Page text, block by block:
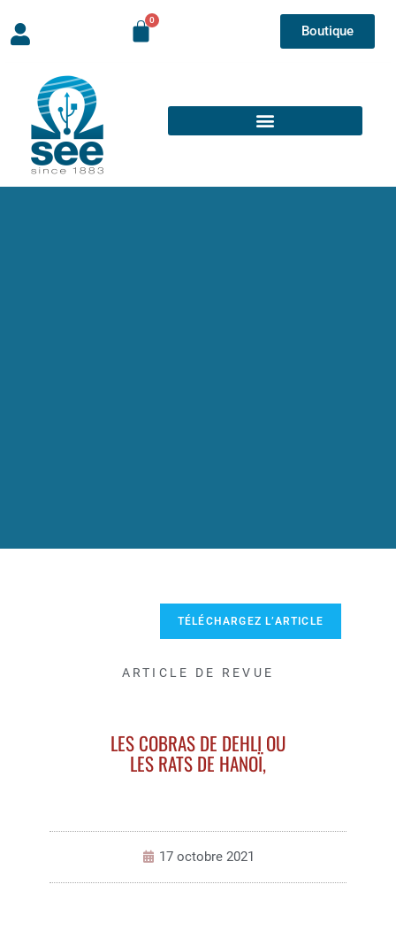
Boutique
TÉLÉCHARGEZ L’ARTICLE
ARTICLE DE REVUE
LES COBRAS DE DEHLI OU
LES RATS DE HANOÏ,
17 octobre 2021